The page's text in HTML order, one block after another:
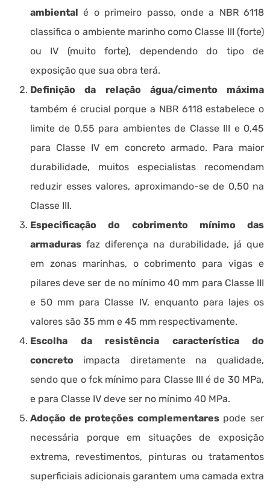
ambiental é o primeiro passo, onde a NBR 6118
classifica o ambiente marinho como Classe III (forte)
ou IV (muito forte), dependendo do tipo de
exposição que sua obra terá.
Definição da relação água/cimento máxima
também é crucial porque a NBR 6118 estabelece o
limite de 0,55 para ambientes de Classe III e 0,45
para Classe IV em concreto armado. Para maior
durabilidade, muitos especialistas recomendam
reduzir esses valores, aproximando-se de 0,50 na
Classe III.
Especificação do cobrimento mínimo das
armaduras faz diferença na durabilidade, já que
em zonas marinhas, o cobrimento para vigas e
pilares deve ser de no mínimo 40 mm para Classe III
e 50 mm para Classe IV, enquanto para lajes os
valores são 35 mm e 45 mm respectivamente.
Escolha da resistência característica do
concreto impacta diretamente na qualidade,
sendo que o fck mínimo para Classe III é de 30 MPa,
e para Classe IV deve ser no mínimo 40 MPa.
Adoção de proteções complementarespode ser
necessária porque em situações de exposição
extrema, revestimentos, pinturas ou tratamentos
superficiais adicionais garantem uma camada extra